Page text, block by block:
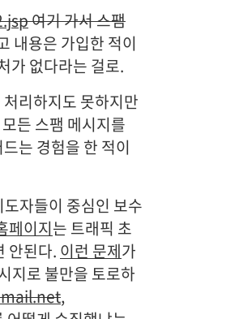
여기 가서 스팸
내용은 가입한 적이
가 없다라는 걸로.
리하지도 못하지만
든 스팸 메시지를
는 경험을 한 적이
자들이 중심인 보수
페이지는 트래픽 초
안된다. 이런 문제가
지로 불만을 토로하
,